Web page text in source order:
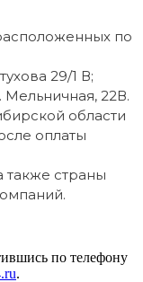
по
29/1 В;
Мельничная, 22В.
области
оплаты
также страны
по телефону
.